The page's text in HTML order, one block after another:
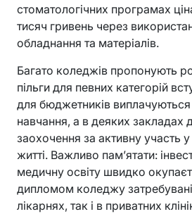
стоматологічних програмах
тисяч гривень через
обладнання та матеріалів.
Багато коледжів пропонують
пільги для певних категорій
для бюджетників
навчання, а в деяких закладах
заохочення за активну участь
житті. Важливо пам’ятати:
медичну освіту швидко
дипломом коледжу
лікарнях, так і в приватних